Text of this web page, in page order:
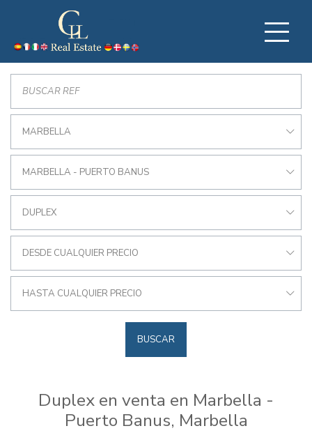
MARBELLA
MARBELLA - PUERTO BANUS
DUPLEX
DESDE CUALQUIER PRECIO
HASTA CUALQUIER PRECIO
BUSCAR
Duplex en venta en Marbella -
Puerto Banus, Marbella